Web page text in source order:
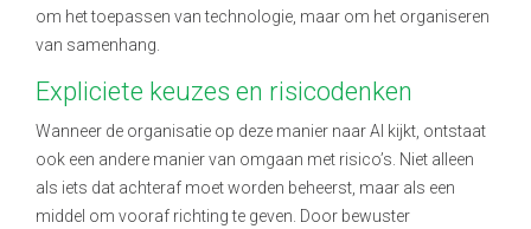
om het toepassen van technologie, maar om het organiseren
van samenhang.
Expliciete keuzes en risicodenken
Wanneer de organisatie op deze manier naar AI kijkt, ontstaat
ook een andere manier van omgaan met risico’s. Niet alleen
als iets dat achteraf moet worden beheerst, maar als een
middel om vooraf richting te geven. Door bewuster